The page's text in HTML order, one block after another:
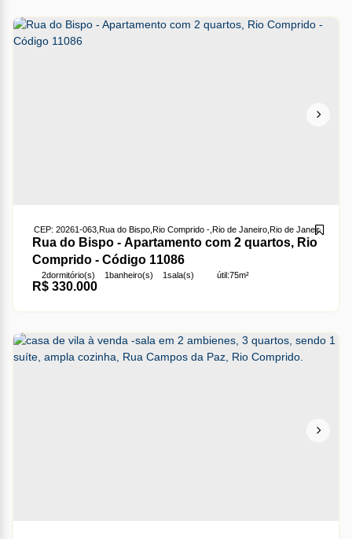
Rua do Bispo - Apartamento com 2 quartos, Rio
Comprido - Código 11086
R$330.000
CEP: 20261-063, Rua do Bispo, Rio Comprido , Rio de Janeiro, Rio de Janeiro
2dormitório(s) 1banheiro(s) 1sala(s) útil:75m²